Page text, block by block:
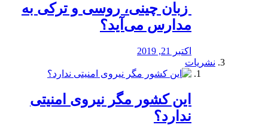
️ زبان چینی، روسی و ترکی به
مدارس می‌آید؟
اکتبر 21, 2019
نشریات
این کشور مگر نیروی امنیتی
ندارد؟